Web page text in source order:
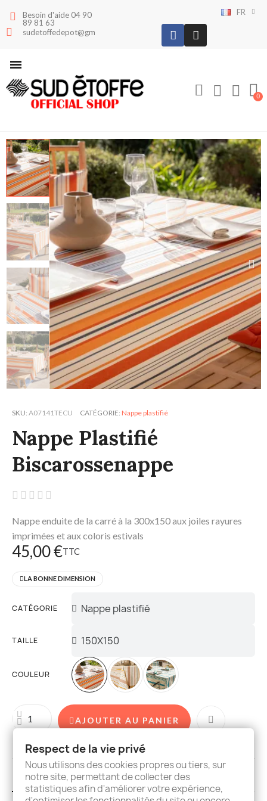
Besoin d'aide 04 90
89 81 63
sudetoffedepot@gmail.com
FR
SKU A07141TECU CATÉGORIE Nappe plastifié
Nappe Plastifié
Biscarossenappe
    
Nappe enduite de la carré à la 300x150 aux joiles rayures
imprimées et aux coloris estivals
45,00 €TTC
LA BONNE DIMENSION
CATÉGORIE
TAILLE
COULEUR
AJOUTER AU PANIER
Description Details Avis
Respect de la vie privé
Nous utilisons des cookies propres ou tiers, sur
notre site, permettant de collecter des
statistiques afin d'améliorer votre expérience,